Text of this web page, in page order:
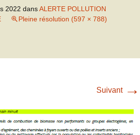
2022 dansALERTE POLLUTION
Pleine résolution (597 × 788)
Suivant →